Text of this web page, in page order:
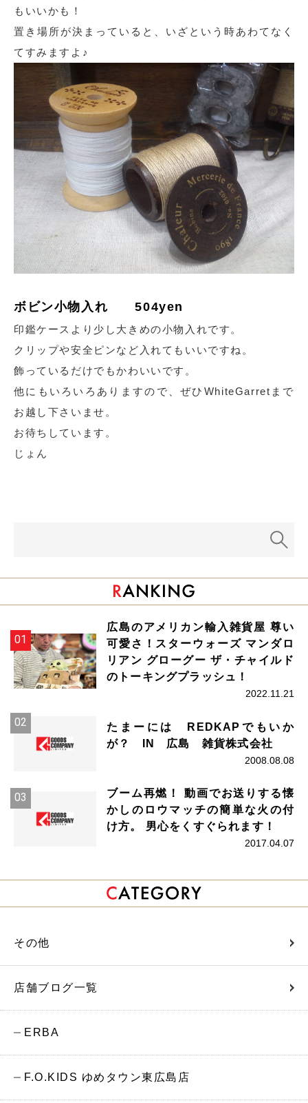
もいいかも！
置き場所が決まっていると、いざという時あわてなく
てすみますよ♪
ボビン小物入れ 504yen
印鑑ケースより少し大きめの小物入れです。
クリップや安全ピンなど入れてもいいですね。
飾っているだけでもかわいいです。
他にもいろいろありますので、ぜひWhiteGarretまで
お越し下さいませ。
お待ちしています。
じょん
広島のアメリカン輸入雑貨屋 尊い
可愛さ！スターウォーズ マンダロ
リアン グローグー ザ・チャイルド
のトーキングプラッシュ！
2022.11.21
たまーには REDKAPでもいか
が？ IN 広島 雑貨株式会社
2008.08.08
ブーム再燃！ 動画でお送りする懐
かしのロウマッチの簡単な火の付
け方。 男心をくすぐられます！
2017.04.07
その他
店舗ブログ一覧
ERBA
F.O.KIDS ゆめタウン東広島店